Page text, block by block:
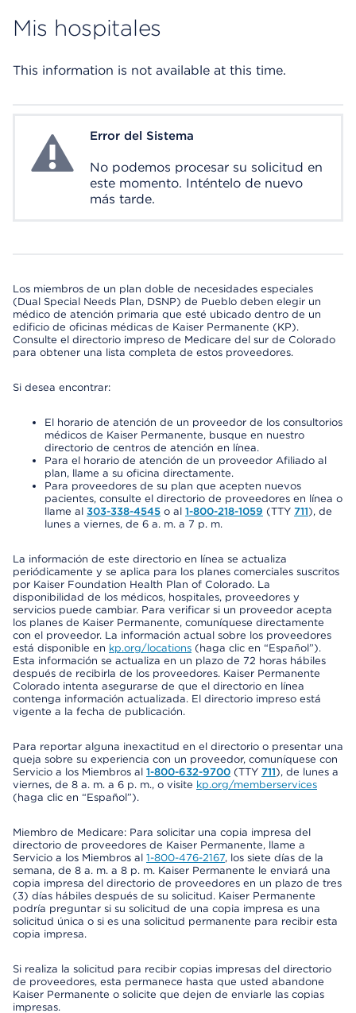
Mis hospitales
This information is not available at this time.
System ErrorError del Sistema
No podemos procesar su solicitud en
este momento. Inténtelo de nuevo
más tarde.
Los miembros de un plan doble de necesidades especiales
(Dual Special Needs Plan, DSNP) de Pueblo deben elegir un
médico de atención primaria que esté ubicado dentro de un
edificio de oficinas médicas de Kaiser Permanente (KP).
Consulte el directorio impreso de Medicare del sur de Colorado
para obtener una lista completa de estos proveedores.
Si desea encontrar:
El horario de atención de un proveedor de los consultorios
médicos de Kaiser Permanente, busque en nuestro
directorio de centros de atención en línea.
Para el horario de atención de un proveedor Afiliado al
plan, llame a su oficina directamente.
Para proveedores de su plan que acepten nuevos
pacientes, consulte el directorio de proveedores en línea o
llame al 303-338-4545 o al 1-800-218-1059 (TTY 711), de
lunes a viernes, de 6 a. m. a 7 p. m.
La información de este directorio en línea se actualiza
periódicamente y se aplica para los planes comerciales suscritos
por Kaiser Foundation Health Plan of Colorado. La
disponibilidad de los médicos, hospitales, proveedores y
servicios puede cambiar. Para verificar si un proveedor acepta
los planes de Kaiser Permanente, comuníquese directamente
con el proveedor. La información actual sobre los proveedores
está disponible en kp.org/locations (haga clic en “Español”).
Esta información se actualiza en un plazo de 72 horas hábiles
después de recibirla de los proveedores. Kaiser Permanente
Colorado intenta asegurarse de que el directorio en línea
contenga información actualizada. El directorio impreso está
vigente a la fecha de publicación.
Para reportar alguna inexactitud en el directorio o presentar una
queja sobre su experiencia con un proveedor, comuníquese con
Servicio a los Miembros al 1-800-632-9700 (TTY 711), de lunes a
viernes, de 8 a. m. a 6 p. m., o visite kp.org/memberservices
(haga clic en “Español”).
Miembro de Medicare: Para solicitar una copia impresa del
directorio de proveedores de Kaiser Permanente, llame a
Servicio a los Miembros al 1-800-476-2167, los siete días de la
semana, de 8 a. m. a 8 p. m. Kaiser Permanente le enviará una
copia impresa del directorio de proveedores en un plazo de tres
(3) días hábiles después de su solicitud. Kaiser Permanente
podría preguntar si su solicitud de una copia impresa es una
solicitud única o si es una solicitud permanente para recibir esta
copia impresa.
Si realiza la solicitud para recibir copias impresas del directorio
de proveedores, esta permanece hasta que usted abandone
Kaiser Permanente o solicite que dejen de enviarle las copias
impresas.